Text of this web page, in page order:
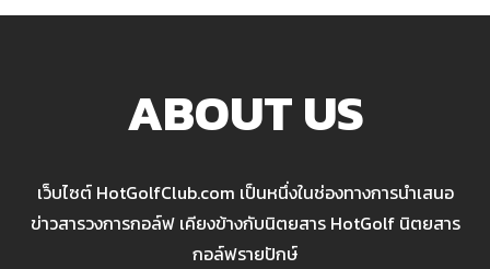
ABOUT US
เว็บไซต์ HotGolfClub.com เป็นหนึ่งในช่องทางการนำเสนอ
ข่าวสารวงการกอล์ฟ เคียงข้างกับนิตยสาร HotGolf นิตยสาร
กอล์ฟรายปักษ์